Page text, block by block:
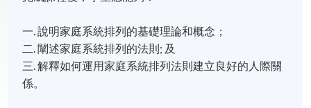
一. 說明家庭系統排列的基礎理論和概念；
二. 闡述家庭系統排列的法則; 及
三. 解釋如何運用家庭系統排列法則建立良好的人際關
係。